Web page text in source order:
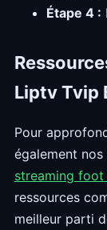
Étape 4 :
Liptv Tvip
Pour
également
streaming
ressources
meilleur parti